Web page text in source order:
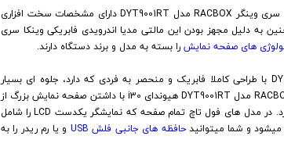
اما مانیتور فابریک های اندرویدی مثل همین مانیتور فابریک اندروید هیوندای i30 برند وینکا سری وینگر RACBOX مدل DYT9001RT دارای مشخصات سخت افزاری
به دلیل مجهز بودن این مالتی مدیا اندرویدی فابریکی وینکا سری
های صفحه نمایشرا بسته به مدل و برند دستگاه دارند.
ضبط تصویری فابریک اندروید هیوندای i30 برند وینکا سری وینگر RACBOX مدل DYT9001RT با طراحی کاملا فابریک و منحصر به فردی که دارد، جلوه ای بسیار
لوکس و هوشمند به خودروی شما میبخشد. همچنین این مانیتور اندروید وینکا سری وینگر RACBOX مدل DYT9001RT هیوندای i30 با داشتن صفحه نمایش بزرگ از
نوع 11 اینچی (معروف به 9 اینچ) امکان دید مناسب را برای سرنشینان عقب فراهم خواهد کرد. در مدل های فول تاچ تمام صفحه که نمایشگر یکدست LCD را شامل
حافظه های جانبی فلش USB و یا رم ریدر را به